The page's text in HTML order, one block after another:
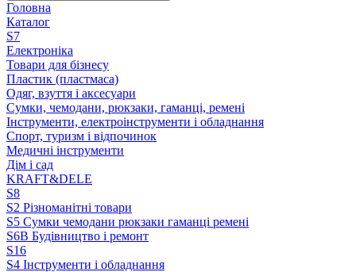
Головна
Каталог
S7
Електроніка
Товари для бізнесу
Пластик (пластмаса)
Одяг, взуття і аксесуари
Сумки, чемодани, рюкзаки, гаманці, ремені
Інструменти, електроінструменти і обладнання
Спорт, туризм і відпочинок
Медичні інструменти
Дім і сад
KRAFT&DELE
S8
S2 Різноманітні товари
S5 Сумки чемодани рюкзаки гаманці ремені
S6B Будівництво і ремонт
S16
S4 Інструменти і обладнання